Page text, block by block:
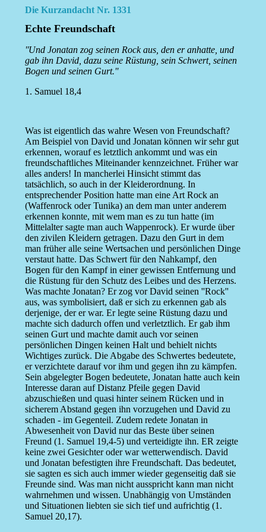
Die Kurzandacht Nr. 1331
Echte Freundschaft
''Und Jonatan zog seinen Rock aus, den er anhatte, und
gab ihn David, dazu seine Rüstung, sein Schwert, seinen
Bogen und seinen Gurt.''
1. Samuel 18,4
Was ist eigentlich das wahre Wesen von Freundschaft?
Am Beispiel von David und Jonatan können wir sehr gut
erkennen, worauf es letztlich ankommt und was ein
freundschaftliches Miteinander kennzeichnet. Früher war
alles anders! In mancherlei Hinsicht stimmt das
tatsächlich, so auch in der Kleiderordnung. In
entsprechender Position hatte man eine Art Rock an
(Waffenrock oder Tunika) an dem man unter anderem
erkennen konnte, mit wem man es zu tun hatte (im
Mittelalter sagte man auch Wappenrock). Er wurde über
den zivilen Kleidern getragen. Dazu den Gurt in dem
man früher alle seine Wertsachen und persönlichen Dinge
verstaut hatte. Das Schwert für den Nahkampf, den
Bogen für den Kampf in einer gewissen Entfernung und
die Rüstung für den Schutz des Leibes und des Herzens.
Was machte Jonatan? Er zog vor David seinen ''Rock''
aus, was symbolisiert, daß er sich zu erkennen gab als
derjenige, der er war. Er legte seine Rüstung dazu und
machte sich dadurch offen und verletztlich. Er gab ihm
seinen Gurt und machte damit auch vor seinen
persönlichen Dingen keinen Halt und behielt nichts
Wichtiges zurück. Die Abgabe des Schwertes bedeutete,
er verzichtete darauf vor ihm und gegen ihn zu kämpfen.
Sein abgelegter Bogen bedeutete, Jonatan hatte auch kein
Interesse daran auf Distanz Pfeile gegen David
abzuschießen und quasi hinter seinem Rücken und in
sicherem Abstand gegen ihn vorzugehen und David zu
schaden - im Gegenteil. Zudem redete Jonatan in
Abwesenheit von David nur das Beste über seinen
Freund (1. Samuel 19,4-5) und verteidigte ihn. ER zeigte
keine zwei Gesichter oder war wetterwendisch. David
und Jonatan befestigten ihre Freundschaft. Das bedeutet,
sie sagten es sich auch immer wieder gegenseitig daß sie
Freunde sind. Was man nicht ausspricht kann man nicht
wahrnehmen und wissen. Unabhängig von Umständen
und Situationen liebten sie sich tief und aufrichtig (1.
Samuel 20,17).